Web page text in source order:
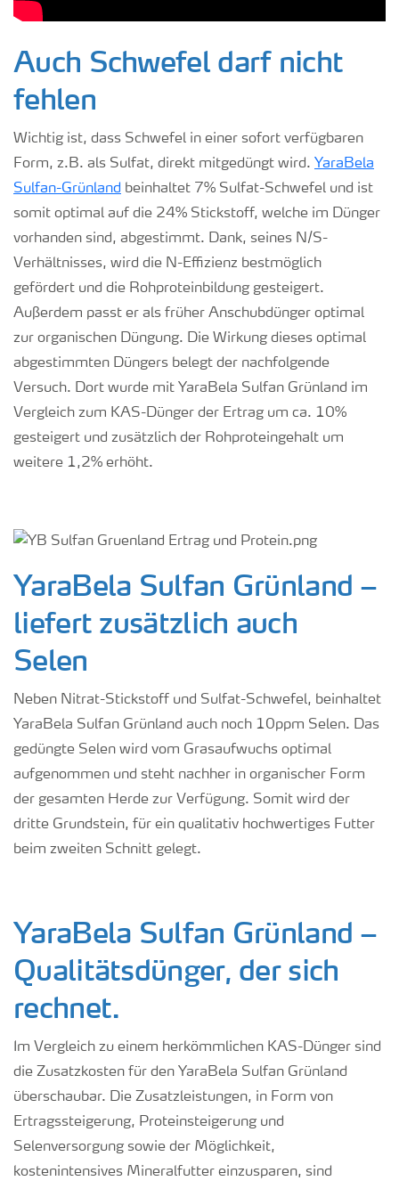
Auch Schwefel darf nicht
fehlen
Wichtig ist, dass Schwefel in einer sofort verfügbaren
Form, z.B. als Sulfat, direkt mitgedüngt wird. YaraBela
Sulfan-Grünland beinhaltet 7% Sulfat-Schwefel und ist
somit optimal auf die 24% Stickstoff, welche im Dünger
vorhanden sind, abgestimmt. Dank, seines N/S-
Verhältnisses, wird die N-Effizienz bestmöglich
gefördert und die Rohproteinbildung gesteigert.
Außerdem passt er als früher Anschubdünger optimal
zur organischen Düngung. Die Wirkung dieses optimal
abgestimmten Düngers belegt der nachfolgende
Versuch. Dort wurde mit YaraBela Sulfan Grünland im
Vergleich zum KAS-Dünger der Ertrag um ca. 10%
gesteigert und zusätzlich der Rohproteingehalt um
weitere 1,2% erhöht.
YaraBela Sulfan Grünland –
liefert zusätzlich auch
Selen
Neben Nitrat-Stickstoff und Sulfat-Schwefel, beinhaltet
YaraBela Sulfan Grünland auch noch 10ppm Selen. Das
gedüngte Selen wird vom Grasaufwuchs optimal
aufgenommen und steht nachher in organischer Form
der gesamten Herde zur Verfügung. Somit wird der
dritte Grundstein, für ein qualitativ hochwertiges Futter
beim zweiten Schnitt gelegt.
YaraBela Sulfan Grünland –
Qualitätsdünger, der sich
rechnet.
Im Vergleich zu einem herkömmlichen KAS-Dünger sind
die Zusatzkosten für den YaraBela Sulfan Grünland
überschaubar. Die Zusatzleistungen, in Form von
Ertragssteigerung, Proteinsteigerung und
Selenversorgung sowie der Möglichkeit,
kostenintensives Mineralfutter einzusparen, sind